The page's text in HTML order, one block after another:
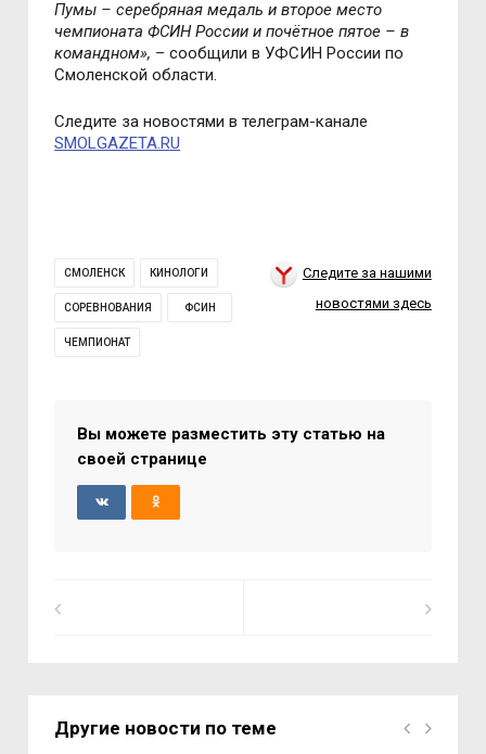
Пумы – серебряная медаль и второе место
чемпионата ФСИН России и почётное пятое – в
командном», – сообщили в УФСИН России по
Смоленской области.
Следите за новостями в телеграм-канале
SMOLGAZETA.RU
СМОЛЕНСК КИНОЛОГИ
СОРЕВНОВАНИЯ ФСИН
ЧЕМПИОНАТ
Следите за нашими
новостями здесь
Вы можете разместить эту статью на
своей странице
Другие новости по теме